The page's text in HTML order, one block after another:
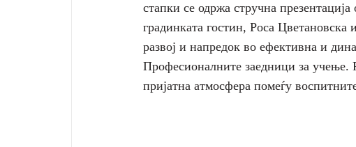
стапки се одржа стручна
градинката гостин, Роса
развој и напредок во ефективна и
Професионалните заедници за учење.
пријатна атмосфера помеѓу